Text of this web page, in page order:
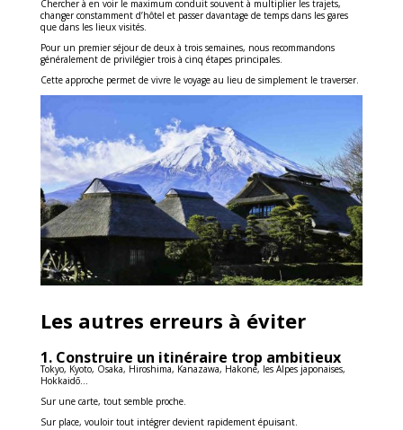
Chercher à en voir le maximum conduit souvent à multiplier les trajets,
changer constamment d’hôtel et passer davantage de temps dans les gares
que dans les lieux visités.
Pour un premier séjour de deux à trois semaines, nous recommandons
généralement de privilégier trois à cinq étapes principales.
Cette approche permet de vivre le voyage au lieu de simplement le traverser.
Les autres erreurs à éviter
1. Construire un itinéraire trop ambitieux
Tokyo, Kyoto, Osaka, Hiroshima, Kanazawa, Hakone, les Alpes japonaises,
Hokkaidō…
Sur une carte, tout semble proche.
Sur place, vouloir tout intégrer devient rapidement épuisant.